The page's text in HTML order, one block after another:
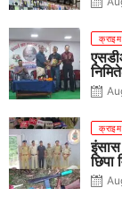
क्राइम
क्राइम
छिपा